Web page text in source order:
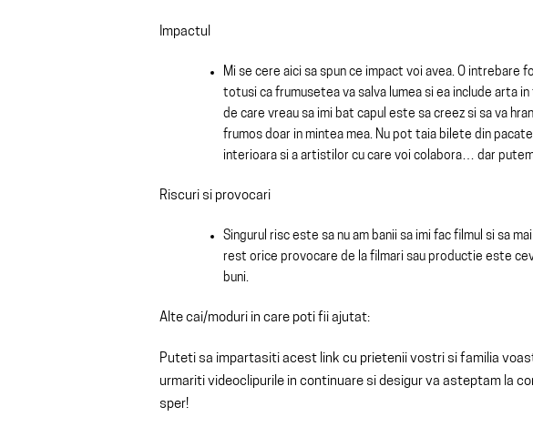
Impactul
Mi se cere aici sa spun ce impact voi avea. O intrebare
totusi ca frumusetea va salva lumea si ea include arta
de care vreau sa imi bat capul este sa creez si sa va
frumos doar in mintea mea. Nu pot taia bilete din
interioara si a artistilor cu care voi colabora… dar
Riscuri si provocari
Singurul risc este sa nu am banii sa imi fac filmul si sa
rest orice provocare de la filmari sau productie este
buni.
Alte cai/moduri in care poti fii ajutat:
Puteti sa impartasiti acest link cu prietenii vostri si familia
urmariti videoclipurile in continuare si desigur va asteptam la
sper!